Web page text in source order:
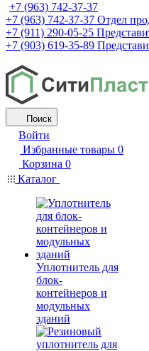
+7 (963) 742-37-37
+7 (963) 742-37-37 Отдел
+7 (911) 290-05-25
+7 (903) 619-35-89
Поиск
Войти
Избранные товары 0
Корзина 0
Каталог
Уплотнитель для
блок-
контейнеров и
модульных
зданий